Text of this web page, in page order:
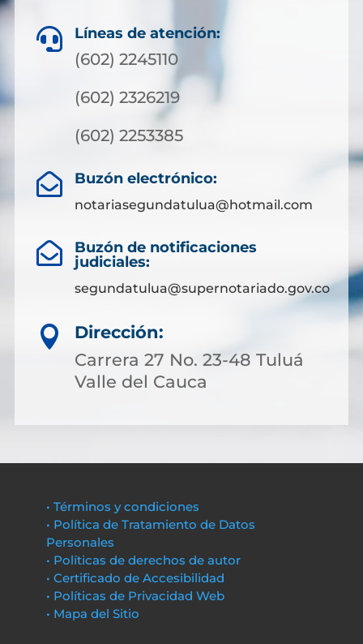
 Líneas de atención:
(602) 2245110
(602) 2326219
(602) 2253385
 Buzón electrónico:
notariasegundatulua@hotmail.com

Buzón de notificaciones
judiciales:
segundatulua@supernotariado.gov.co

Dirección:
Carrera 27 No. 23-48 Tuluá
Valle del Cauca
• Términos y condiciones
• Política de Tratamiento de Datos
Personales
• Políticas de derechos de autor
• Certificado de Accesibilidad
• Políticas de Privacidad Web
• Mapa del Sitio